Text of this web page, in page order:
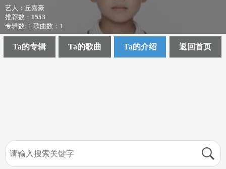
艺人：丘嘉豪
推荐数： 1553
专辑数: 1 歌曲数：1
Ta的专辑 Ta的歌曲 Ta的介绍 返回首页